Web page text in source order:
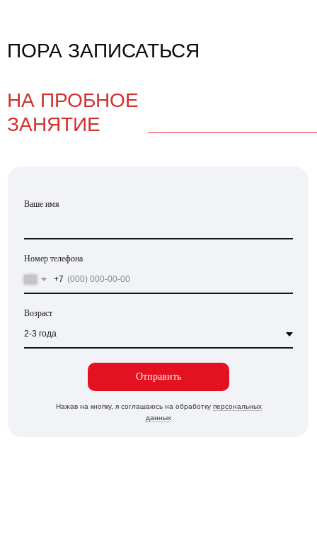
НА ПРОБНОЕ
ЗАНЯТИЕ
ПОРА ЗАПИСАТЬСЯ
Ваше имя
Номер телефона
+7
Возраст
Отправить
Нажав на кнопку, я соглашаюсь на обработку персональных
данных